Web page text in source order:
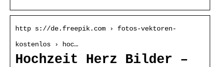
http s://de.freepik.com › fotos-vektoren-
kostenlos › hoc…
Hochzeit Herz Bilder –